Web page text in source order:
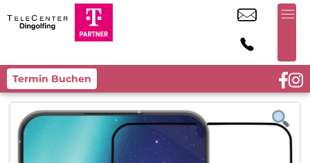
Termin Buchen